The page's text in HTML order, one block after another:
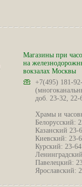
Магазины при
на
вокзалах Москвы
+7(495) 181-
доб. 23-32, 22-
Храмы и
Белорусский:
Казанский 23-
Киевский: 23-
Курский: 23-64
Павелецкий:
Ярославский: